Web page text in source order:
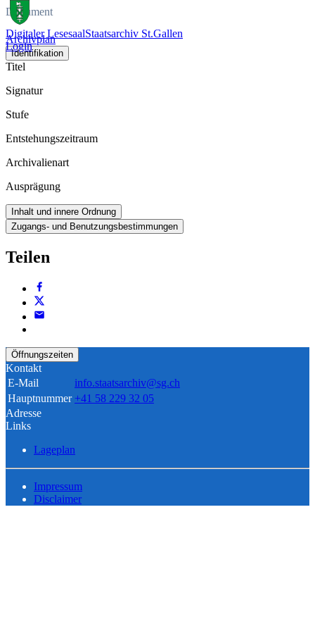
Digitaler LesesaalStaatsarchiv St.Gallen
Login
Dokument
Archivplan
Identifikation
Titel
Signatur
Stufe
Entstehungszeitraum
Archivalienart
Ausprägung
Inhalt und innere Ordnung
Zugangs- und Benutzungsbestimmungen
Teilen
Öffnungszeiten
Kontakt
E-Mail
info.staatsarchiv@sg.ch
Hauptnummer +41 58 229 32 05
Adresse
Links
Lageplan
Impressum
Disclaimer